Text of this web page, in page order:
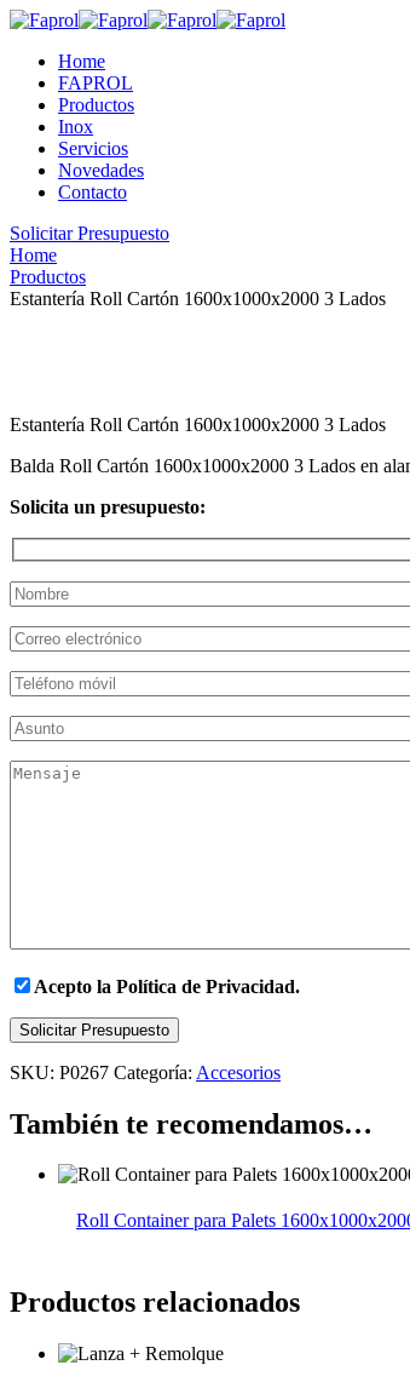
Home
FAPROL
Productos
Inox
Servicios
Novedades
Contacto
Solicitar Presupuesto
Home
Productos
Estantería Roll Cartón 1600x1000x2000 3 Lados
Estantería Roll Cartón 1600x1000x2000 3 Lados
Balda Roll Cartón 1600x1000x2000 3 Lados en
Solicita un presupuesto:
Acepto la Política de Privacidad.
Solicitar Presupuesto
SKU: P0267 Categoría: Accesorios
También te recomendamos…
Roll Container para Palets
Productos relacionados